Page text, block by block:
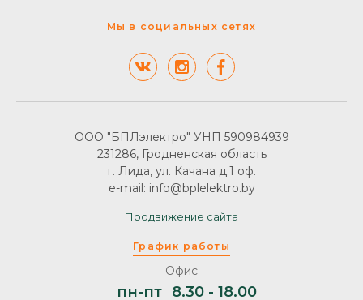
Мы в социальных сетях
График работы
Офис
пн-пт 8.30 - 18.00
ООО "БПЛэлектро" УНП 590984939
231286, Гродненская область
г. Лида, ул. Качана д.1 оф.
e-mail: info@bplelektro.by
Продвижение сайта